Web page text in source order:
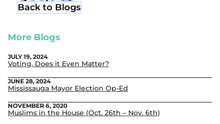
Back to Blogs
More Blogs
JULY 19, 2024
Voting, Does it Even Matter?
JUNE 28, 2024
Mississauga Mayor Election Op-Ed
NOVEMBER 6, 2020
Muslims in the House (Oct. 26th – Nov. 6th)